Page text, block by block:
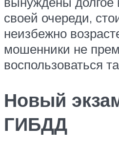
своей очереди,
неизбежно
мошенники не
воспользоваться
Новый
ГИБДД